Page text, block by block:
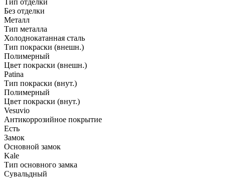
Без отделки
Металл
Тип металла
Холоднокатанная сталь
Тип покраски (внешн.)
Полимерный
Цвет покраски (внешн.)
Patina
Тип покраски (внут.)
Полимерный
Цвет покраски (внут.)
Vesuvio
Антикоррозийное покрытие
Есть
Замок
Основной замок
Kale
Тип основного замка
Сувальдный